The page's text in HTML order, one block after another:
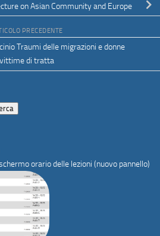
on Asian Community and Europe
PRECEDENTE
Traumi delle migrazioni e donne
vittime di tratta
orario delle lezioni (nuovo pannello)